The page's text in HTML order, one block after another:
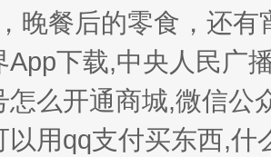
餐后的零食，还有
App下载,中央人民广
怎么开通商城,微信公
以用qq支付买东西,什